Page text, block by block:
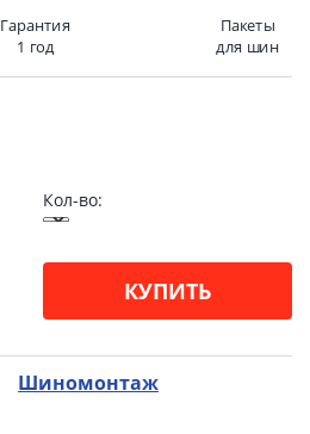
Гарантия
1 год
Пакеты
для шин
Кол-во:
КУПИТЬ
Шиномонтаж